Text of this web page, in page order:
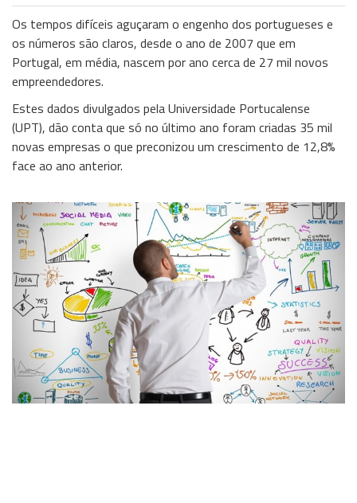
High Tech
Hosting/Cloud
I&D
Storage
Wireless
Os tempos difíceis aguçaram o engenho dos portugueses e
os números são claros, desde o ano de 2007 que em
Portugal, em média, nascem por ano cerca de 27 mil novos
empreendedores.
Estes dados divulgados pela Universidade Portucalense
(UPT), dão conta que só no último ano foram criadas 35 mil
novas empresas o que preconizou um crescimento de 12,8%
face ao ano anterior.